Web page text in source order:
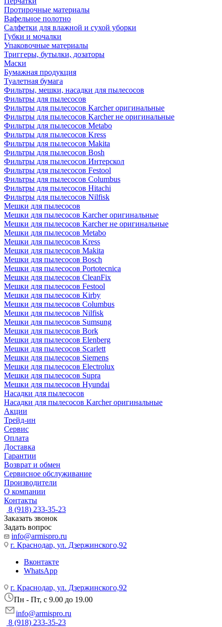
Протирочные материалы
Вафельное полотно
Салфетки для влажной и сухой уборки
Губки и мочалки
Упаковочные материалы
Триггеры, бутылки, дозаторы
Маски
Бумажная продукция
Туалетная бумага
Фильтры, мешки, насадки для пылесосов
Фильтры для пылесосов
Фильтры для пылесосов Karcher оригинальные
Фильтры для пылесосов Karcher не оригинальные
Фильтры для пылесосов Metabo
Фильтры для пылесосов Kress
Фильтры для пылесосов Makita
Фильтры для пылесосов Bosh
Фильтры для пылесосов Интерскол
Фильтры для пылесосов Festool
Фильтры для пылесосов Columbus
Фильтры для пылесосов Hitachi
Фильтры для пылесосов Nilfisk
Мешки для пылесосов
Мешки для пылесосов Karcher оригинальные
Мешки для пылесосов Karcher не оригинальные
Мешки для пылесосов Metabo
Мешки для пылесосов Kress
Мешки для пылесосов Makita
Мешки для пылесосов Bosch
Мешки для пылесосов Portotecnica
Мешки для пылесосов CleanFix
Мешки для пылесосов Festool
Мешки для пылесосов Kirby
Мешки для пылесосов Columbus
Мешки для пылесосов Nilfisk
Мешки для пылесосов Sumsung
Мешки для пылесосов Bork
Мешки для пылесосов Elenberg
Мешки для пылесосов Scarlett
Мешки для пылесосов Siemens
Мешки для пылесосов Electrolux
Мешки для пылесосов Supra
Мешки для пылесосов Hyundai
Насадки для пылесосов
Насадки для пылесосов Karcher оригинальные
Акции
Трейд-ин
Сервис
Оплата
Доставка
Гарантии
Возврат и обмен
Сервисное обслуживание
Производители
О компании
Контакты
8 (918) 233-35-23
Заказать звонок
Задать вопрос
info@armispro.ru
г. Краснодар, ул. Дзержинского,92
Вконтакте
WhatsApp
г. Краснодар, ул. Дзержинского,92
Пн - Пт, c 9.00 до 19.00
info@armispro.ru
8 (918) 233-35-23